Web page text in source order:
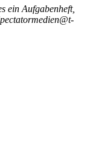
ein Aufgabenheft,